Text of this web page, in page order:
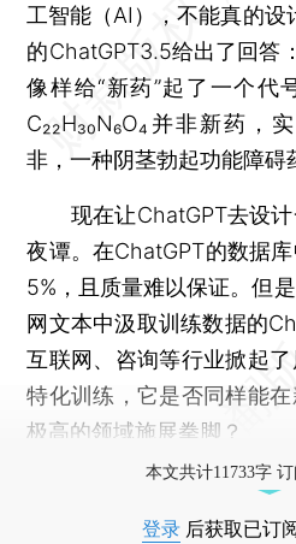
工智能（AI），不能真的
的ChatGPT3.5给出了回答
像样给“新药”起了一个代
C₂₂H₃₀N₆O₄并非新药，
非，一种阴茎勃起功能障碍
现在让ChatGPT去设计
夜谭。在ChatGPT的数据
5%，且质量难以保证。但
网文本中汲取训练数据的
互联网、咨询等行业掀起
特化训练，它是否同样能
极高的领域施展拳脚？
本文共计11733字
登录 后获取已订